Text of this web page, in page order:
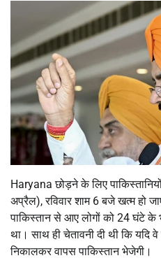
Haryana छोड़ने के लिए
अप्रैल), रविवार शाम 6 बजे खत्म हो
पाकिस्तान से आए लोगों को 24 घंटे के
था। साथ ही चेतावनी दी थी कि यदि
निकालकर वापस पाकिस्तान भेजेगी।